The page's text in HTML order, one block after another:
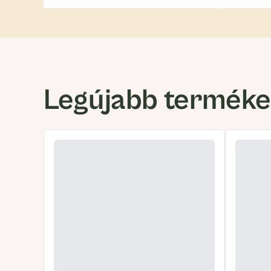
Legújabb